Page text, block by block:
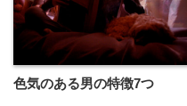
色気のある男の特徴7つ